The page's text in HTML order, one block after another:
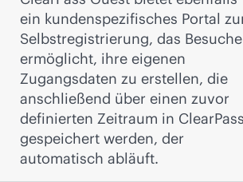
ein kundenspezifisches Portal
Selbstregistrierung, das
ermöglicht, ihre eigenen
Zugangsdaten zu erstellen, die
anschließend über einen zuvor
definierten Zeitraum in
gespeichert werden, der
automatisch abläuft.